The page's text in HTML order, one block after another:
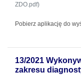
ZDO.pdf)
Pobierz aplikację do
13/2021
zakresu